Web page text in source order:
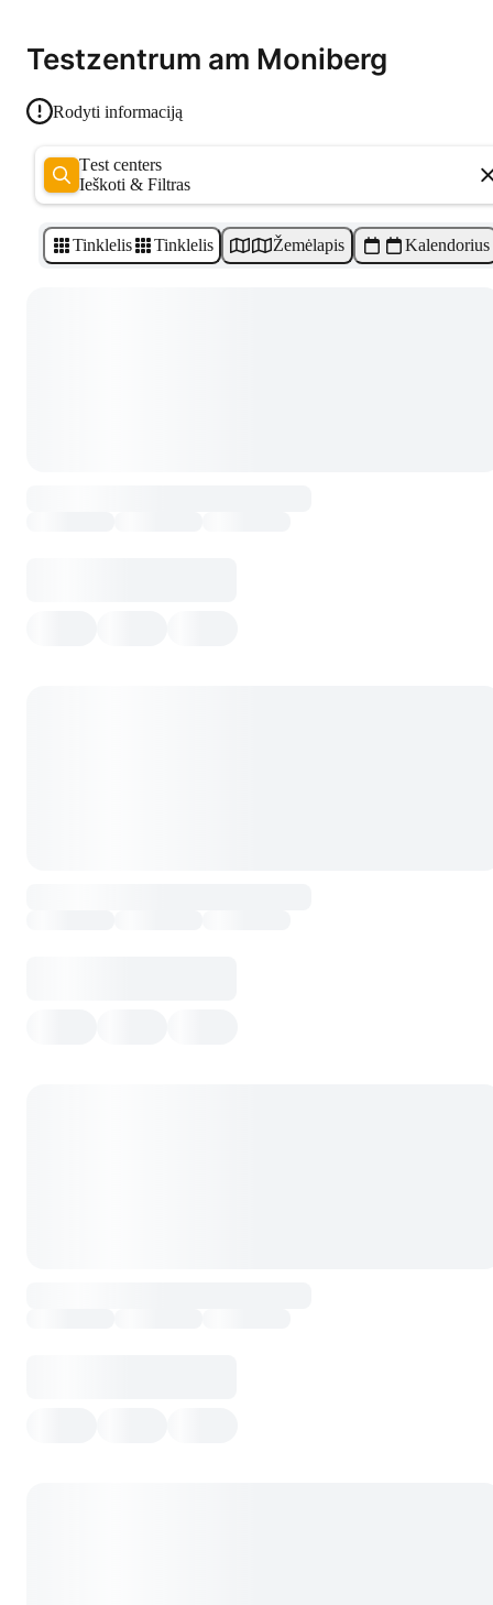
Testzentrum am Moniberg
Rodyti informaciją
Test centers
Ieškoti & Filtras
Tinklelis Tinklelis Žemėlapis Kalendorius